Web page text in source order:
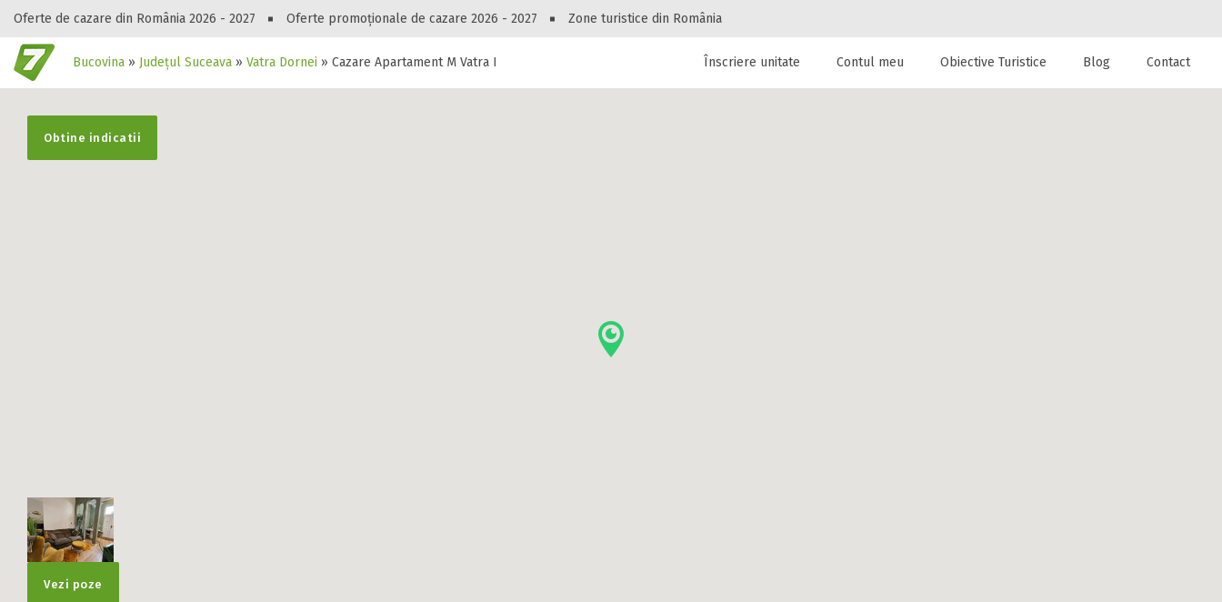
Oferte de cazare din România 2026 - 2027 Oferte promoționale de cazare 2026 - 2027 Zone turistice din România
Bucovina » Județul Suceava » Vatra Dornei » Cazare Apartament M Vatra Dornei
Peste 10545 oferte de cazare!
Gasești hoteluri, pensiuni, vile, apartamente sau alte unitați de cazare la
Înscriere unitate Contul meu Obiective Turistice Blog Contact
Vezi poze
Obtine indicatii